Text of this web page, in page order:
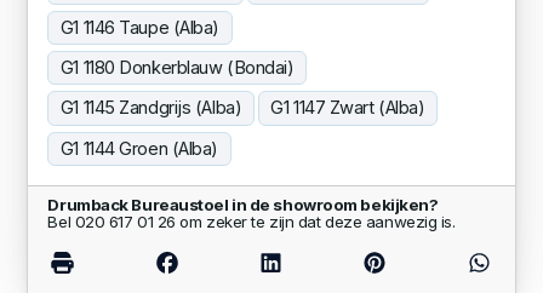
G1 1146 Taupe (Alba)
G1 1180 Donkerblauw (Bondai)
G1 1145 Zandgrijs (Alba)
G1 1147 Zwart (Alba)
G1 1144 Groen (Alba)
Drumback Bureaustoel in de showroom bekijken?
Bel 020 617 01 26 om zeker te zijn dat deze aanwezig is.